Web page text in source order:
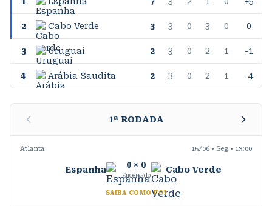
2 Cabo Verde 3 3 0 3 0 0
3 Uruguai 2 3 0 2 1 -1
4 Arábia Saudita 2 3 0 2 1 -4
1ª RODADA
Atlanta 15/06 • Seg • 13:00
Espanha 0 × 0
Encerrado
Cabo Verde
SAIBA COMO FOI